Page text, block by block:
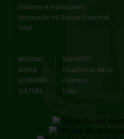
Gobierno e Instituciones
Información de Guinea Ecuatorial
TVGE
NOTICIAS
ÁFRICA
ECONOMÍA
CULTURA
DEPORTES
Estadísticas INEGE
Fototeca
Links